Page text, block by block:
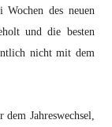
des neuen
und die besten
nicht mit dem
Jahreswechsel,